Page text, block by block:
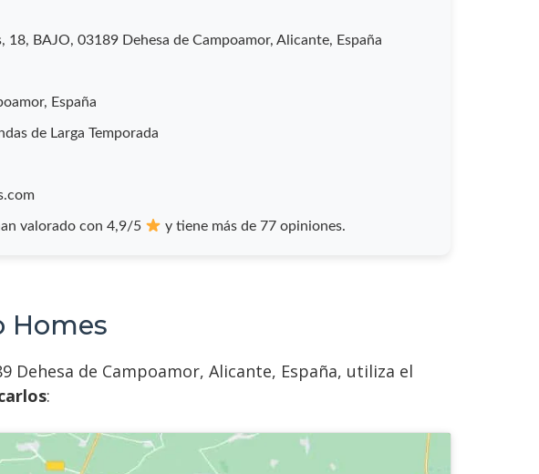
18, BAJO, 03189 Dehesa de Campoamor, Alicante, España
España
de Larga Temporada
valorado con 4,9/5 y tiene más de 77 opiniones.
Homes
Dehesa de Campoamor, Alicante, España, utiliza el
: